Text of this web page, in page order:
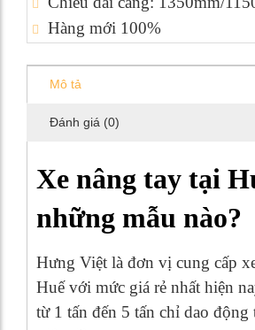
Hàng mới 100%
Mô tả
Đánh giá (0)
Xe nâng tay tại
những mẫu nào?
Hưng Việt là đơn vị cung cấp
Huế với mức giá rẻ nhất hiện
từ 1 tấn đến 5 tấn chỉ dao động